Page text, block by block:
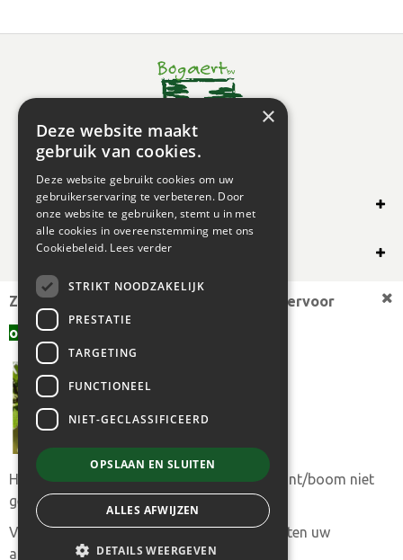
SHOP ONLINE
OVERIG
OPENINGSUREN
© 2024 BOGAERT B.V.
GREEN SOLUTIONS| PRIVACY POLICY
ALGEMENE
Zoekt u een andere plantmaat,
bekijk hiervoor
offerte aanvragen
Heeft u toch uw gewenste plantmaat of plant/boom niet
gevonden?
Vul onsaanvraagformulierin en we trachten uw
aanvraag met spoed te behandelen.
×
Deze website maakt
gebruik van cookies.
Deze website gebruikt cookies om uw
gebruikerservaring te verbeteren. Door
onze website te gebruiken, stemt u in met
alle cookies in overeenstemming met ons
Cookiebeleid. Lees verder
STRIKT NOODZAKELIJK
PRESTATIE
TARGETING
FUNCTIONEEL
NIET-GECLASSIFICEERD
OPSLAAN EN SLUITEN
ALLES AFWIJZEN
DETAILS WEERGEVEN